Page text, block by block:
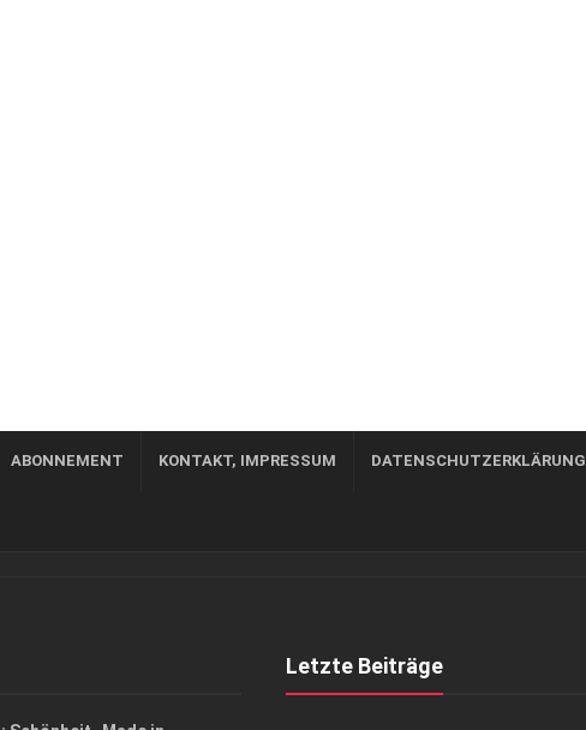
ABONNEMENT KONTAKT, IMPRESSUM DATENSCHUTZERKLÄRUNG
Letzte Beiträge